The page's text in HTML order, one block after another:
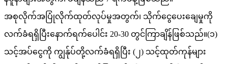
အစုလိုက်အပြုံလိုက်ထုတ်လုပ်မှုအတွက်၊ သိုက်ငွေပေးချေမှုကို
လက်ခံရရှိပြီးနောက်ရက်ပေါင်း 20-30 တွင်ကြာချိန်ဖြစ်သည်။(၁)
သင့်အပ်ငွေကို ကျွန်ုပ်တို့လက်ခံရရှိပြီး (၂) သင့်ထုတ်ကုန်များ